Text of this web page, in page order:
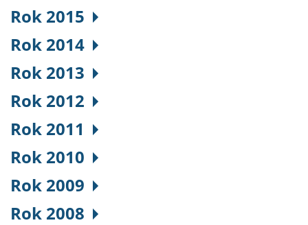
Rok 2015
Rok 2014
Rok 2013
Rok 2012
Rok 2011
Rok 2010
Rok 2009
Rok 2008